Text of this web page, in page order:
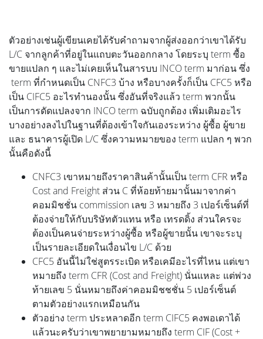
ตัวอย่างเช่นผู้เขียนเคยได้รับคำถามจากผู้ส่งออกว่าเขาได้รับ
L/C จากลูกค้าที่อยู่ในแถบตะวันออกกลาง โดยระบุ term ซื้อ
ขายแปลก ๆ และไม่เคยเห็นในสารบบ INCO term มาก่อน ซึ่ง
term ที่กำหนดเป็น CNFC3 บ้าง หรือบางครั้งก็เป็น CFC5 หรือ
เป็น CIFC5 อะไรทำนองนั้น ซึ่งอันที่จริงแล้ว term พวกนั้น
เป็นการดัดแปลงจาก INCO term ฉบับถูกต้อง เพิ่มเติมอะไร
บางอย่างลงไปในฐานที่ต้องเข้าใจกันเองระหว่าง ผู้ซื้อ ผู้ขาย
และ ธนาคารผู้เปิด L/C ซึ่งความหมายของ term แปลก ๆ พวก
นั้นคือดังนี้
CNFC3 เขาหมายถึงราคาสินค้านั้นเป็น term CFR หรือ
Cost and Freight ส่วน C ที่ห้อยท้ายมานั้นมาจากค่า
คอมมิชชั่น commission เลข 3 หมายถึง 3 เปอร์เซ็นต์ที่
ต้องจ่ายให้กับบริษัทตัวแทน หรือ เทรดดิ้ง ส่วนใครจะ
ต้องเป็นคนจ่ายระหว่างผู้ซื้อ หรือผู้ขายนั้น เขาจะระบุ
เป็นรายละเอียดในเงื่อนไข L/C ด้วย
CFC5 อันนี้ไม่ใช่สูตรระเบิด หรือเคมีอะไรที่ไหน แต่เขา
หมายถึง term CFR (Cost and Freight) นั่นแหละ แต่พ่วง
ท้ายเลข 5 นั่นหมายถึงค่าคอมมิชชชั่น 5 เปอร์เซ็นต์
ตามตัวอย่างแรกเหมือนกัน
ตัวอย่าง term ประหลาดอีก term CIFC5 คงพอเดาได้
แล้วนะครับว่าเขาพยายามหมายถึง term CIF (Cost +